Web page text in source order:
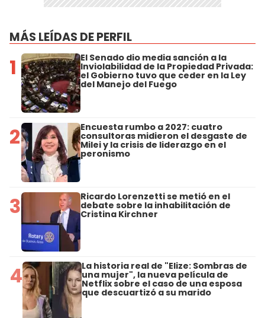
MÁS LEÍDAS DE PERFIL
1 El Senado dio media sanción a la
Inviolabilidad de la Propiedad Privada:
el Gobierno tuvo que ceder en la Ley
del Manejo del Fuego
2 Encuesta rumbo a 2027: cuatro
consultoras midieron el desgaste de
Milei y la crisis de liderazgo en el
peronismo
3 Ricardo Lorenzetti se metió en el
debate sobre la inhabilitación de
Cristina Kirchner
4 La historia real de "Elize: Sombras de
una mujer", la nueva película de
Netflix sobre el caso de una esposa
que descuartizó a su marido